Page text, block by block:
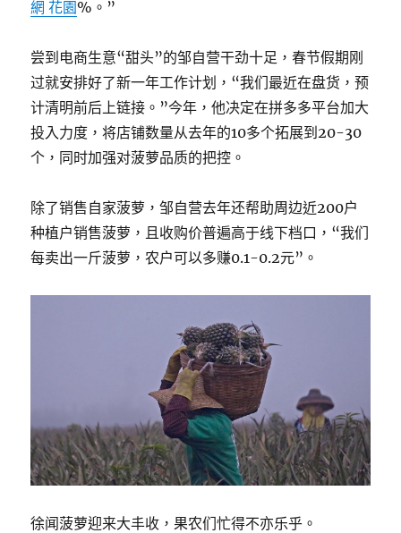
網 花園%。”
尝到电商生意“甜头”的邹自营干劲十足，春节假期刚
过就安排好了新一年工作计划，“我们最近在盘货，预
计清明前后上链接。”今年，他决定在拼多多平台加大
投入力度，将店铺数量从去年的10多个拓展到20-30
个，同时加强对菠萝品质的把控。
除了销售自家菠萝，邹自营去年还帮助周边近200户
种植户销售菠萝，且收购价普遍高于线下档口，“我们
每卖出一斤菠萝，农户可以多赚0.1-0.2元”。
徐闻菠萝迎来大丰收，果农们忙得不亦乐乎。